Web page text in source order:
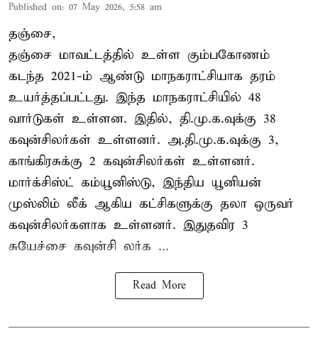
Published on: 07 May 2026, 5:58 am
தஞ்சை,
தஞ்சை மாவட்டத்தில் உள்ள கும்பகோணம்
கடந்த 2021-ம் ஆண்டு மாநகராட்சியாக தரம்
உயர்த்தப்பட்டது. இந்த மாநகராட்சியில் 48
வார்டுகள் உள்ளன. இதில், தி.மு.க.வுக்கு 38
கவுன்சிலர்கள் உள்ளனர். அ.தி.மு.க.வுக்கு 3,
காங்கிரசுக்கு 2 கவுன்சிலர்கள் உள்ளனர்.
மார்க்சிஸ்ட் கம்யூனிஸ்டு, இந்திய யூனியன்
முஸ்லிம் லீக் ஆகிய கட்சிகளுக்கு தலா ஒருவர்
கவுன்சிலர்களாக உள்ளனர். இதுதவிர 3
சுயேச்சை கவுன்சி லர்க ...
Read More